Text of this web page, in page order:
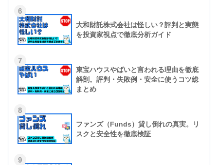
6
大和財託株式会社は怪しい？評判と実態
を投資家視点で徹底分析ガイド
7
東宝ハウスやばいと言われる理由を徹底
解剖。評判・失敗例・安全に使うコツ総
まとめ
8
ファンズ（Funds）貸し倒れの真実。リ
スクと安全性を徹底検証
9